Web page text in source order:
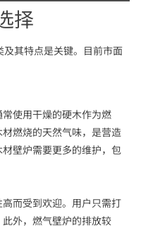
择
其特点是关键。目前市面
使用干燥的硬木作为燃
燃烧的天然气味，是营造
壁炉需要更多的维护，包
而受到欢迎。用户只需打
外，燃气壁炉的排放较